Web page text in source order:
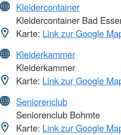
Kleidercontainer
Kleidercontainer Bad
Karte: Link zur Google
Kleiderkammer
Kleiderkammer
Karte: Link zur Google
Seniorenclub
Seniorenclub Bohmte
Karte: Link zur Google